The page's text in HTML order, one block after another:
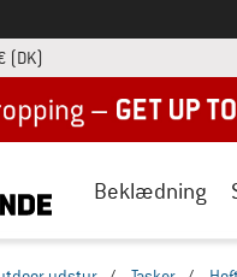
(DK)
Beklædning